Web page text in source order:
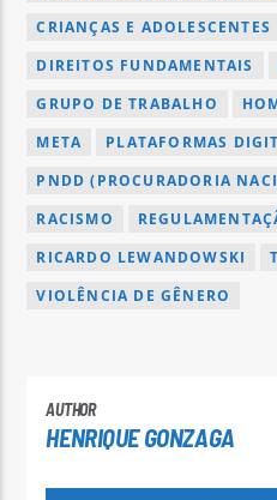
CRIANÇAS E ADOLESCENTES
DIREITOS FUNDAMENTAIS
GRUPO DE TRABALHO
META
PLATAFORMAS
PNDD (PROCURADORIA
RACISMO
RICARDO LEWANDOWSKI
VIOLÊNCIA DE GÊNERO
AUTHOR
HENRIQUE GONZAGA